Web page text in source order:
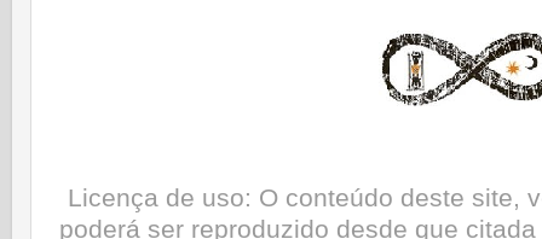
Licença de uso: O conteúdo deste site,
poderá ser reproduzido desde que